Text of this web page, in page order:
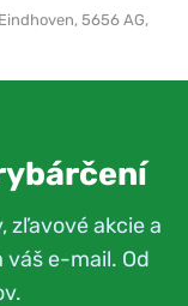
5656 AG,
zľavové akcie a
e-mail. Od